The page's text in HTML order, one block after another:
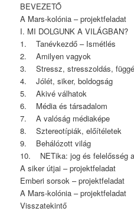
BEVEZETŐ
A Mars-kolónia – projektfeladat
I. MI DOLGUNK A VILÁGBAN?
1. Tanévkezdő – Ismétlés
2. Amilyen vagyok
3. Stressz, stresszoldás,
4. Jólét, siker, boldogság
5. Akivé válhatok
6. Média és társadalom
7. A valóság médiaképe
8. Sztereotípiák, előítéletek
9. Behálózott világ
10. NETika: jog és felelősség
A siker útjai – projektfeladat
Emberi sorsok – projektfeladat
A Mars-kolónia – projektfeladat
Visszatekintő